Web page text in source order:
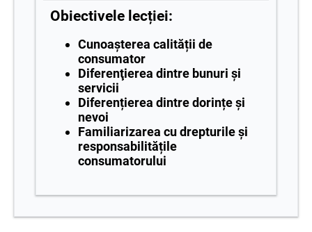
Obiectivele lecției:
Cunoașterea calității de
consumator
Diferenţierea dintre bunuri şi
servicii
Diferențierea dintre dorințe și
nevoi
Familiarizarea cu drepturile și
responsabilitățile
consumatorului